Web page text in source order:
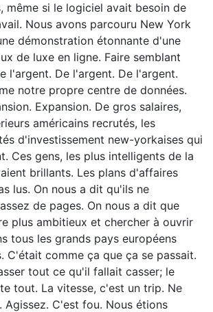
même si le logiciel avait besoin de
Nous avons parcouru New York
démonstration étonnante d'une
de luxe en ligne. Faire semblant
l'argent. De l'argent. De l'argent.
notre propre centre de données.
Expansion. De gros salaires,
américains recrutés, les
d'investissement new-yorkaises qui
Ces gens, les plus intelligents de la
brillants. Les plans d'affaires
lus. On nous a dit qu'ils ne
de pages. On nous a dit que
plus ambitieux et chercher à ouvrir
tous les grands pays européens
C'était comme ça que ça se passait.
tout ce qu'il fallait casser; le
tout. La vitesse, c'est un trip. Ne
Agissez. C'est fou. Nous étions